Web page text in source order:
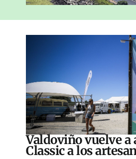
Valdoviño vuelve
Classic a los